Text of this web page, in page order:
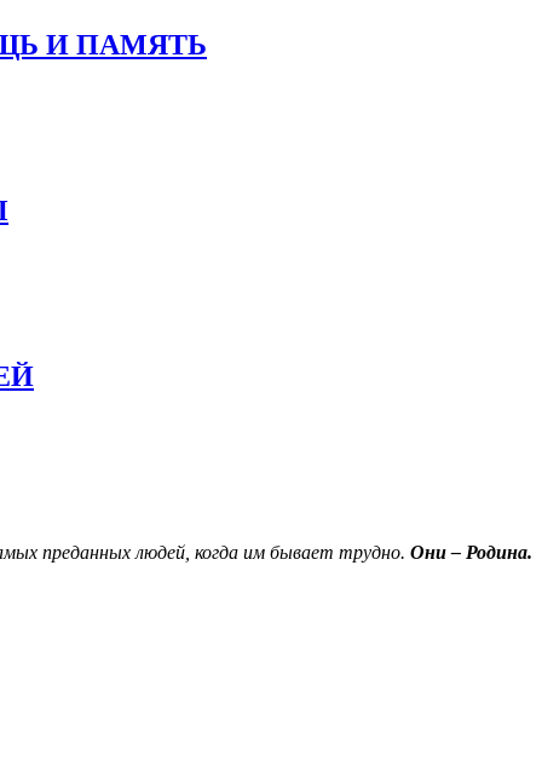
И ПАМЯТЬ
преданных людей, когда им бывает трудно. Они – Родина.